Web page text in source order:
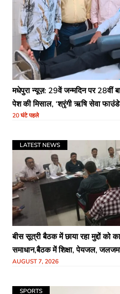
मधेपुरा न्यूज़: 29वें जन्मदिन पर 28वीं
पेश की मिसाल, ‘श्रृंगी ऋषि सेवा
20 घंटे पहले
LATEST NEWS
बीस सूत्री बैठक में छाया रहा मुद्दों को
समाधान,बैठक में शिक्षा, पेयजल,
भुगतान का उठा मुद्दा
AUGUST 7, 2026
SPORTS